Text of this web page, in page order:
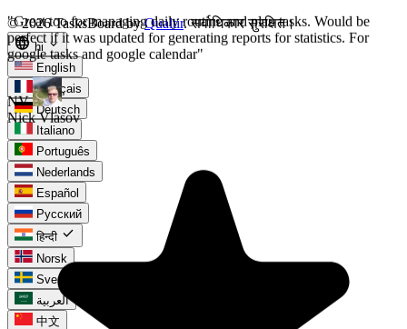
© 2026 TasksBoard byQualtir. सर्वाधिकार सुरक्षित।
language hi expand_more
English
Français
Deutsch
Italiano
Português
Nederlands
Español
Русский
हिन्दी check
Norsk
Svenska
العربية
中文